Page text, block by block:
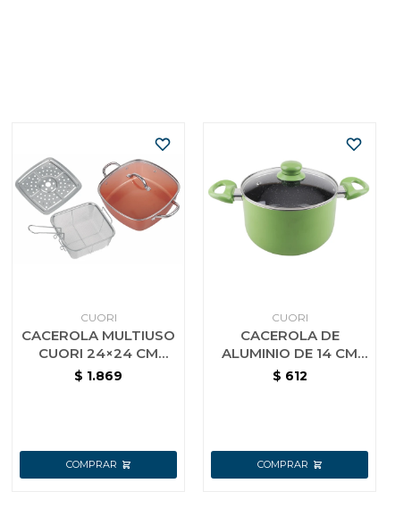
CUORI
CACEROLA MULTIUSO
CUORI 24×24 CM
MULTICHEF
$ 1.869
CUORI
CACEROLA DE
ALUMINIO DE 14 CM
CON INTERIOR
$ 612